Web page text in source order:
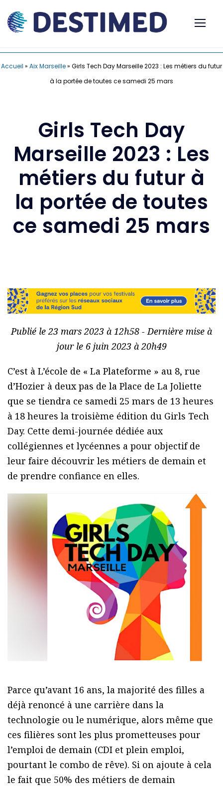
Accueil » Aix Marseille» Girls Tech Day Marseille 2023 : Les métiers du futur
à la portée de toutes ce samedi 25 mars
Girls Tech Day
Marseille 2023 : Les
métiers du futur à
la portée de toutes
ce samedi 25 mars
Publié le 23 mars 2023 à 12h58 - Dernière mise à
jour le 6 juin 2023 à 20h49
C’est à L’école de « La Plateforme » au 8, rue
d’Hozier à deux pas de la Place de La Joliette
que se tiendra ce samedi 25 mars de 13 heures
à 18 heures la troisième édition du Girls Tech
Day. Cette demi-journée dédiée aux
collégiennes et lycéennes a pour objectif de
leur faire découvrir les métiers de demain et
de prendre confiance en elles.
Parce qu’avant 16 ans, la majorité des filles a
déjà renoncé à une carrière dans la
technologie ou le numérique, alors même que
ces filières sont les plus prometteuses pour
l’emploi de demain (CDI et plein emploi,
pourtant le combo de rêve). Si on ajoute à cela
le fait que 50% des métiers de demain